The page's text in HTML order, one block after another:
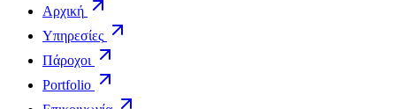
Αρχική
Υπηρεσίες
Πάροχοι
Portfolio